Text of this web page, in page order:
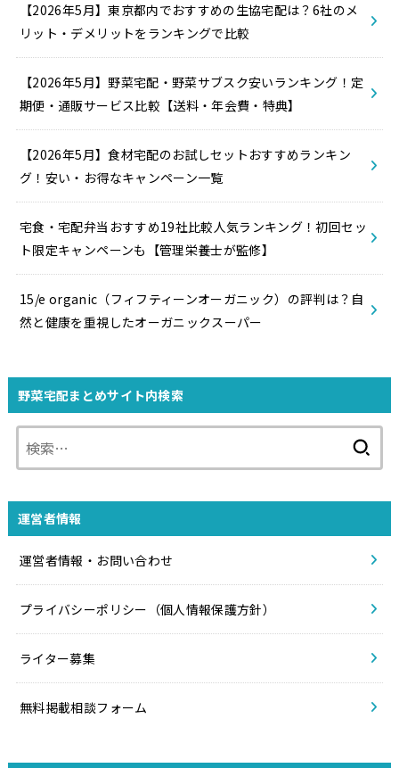
【2026年5月】東京都内でおすすめの生協宅配は？6社のメ
リット・デメリットをランキングで比較
【2026年5月】野菜宅配・野菜サブスク安いランキング！定
期便・通販サービス比較【送料・年会費・特典】
【2026年5月】食材宅配のお試しセットおすすめランキン
グ！安い・お得なキャンペーン一覧
宅食・宅配弁当おすすめ19社比較人気ランキング！初回セッ
ト限定キャンペーンも【管理栄養士が監修】
15/e organic（フィフティーンオーガニック）の評判は？自
然と健康を重視したオーガニックスーパー
野菜宅配まとめサイト内検索
運営者情報
運営者情報・お問い合わせ
プライバシーポリシー（個人情報保護方針）
ライター募集
無料掲載相談フォーム